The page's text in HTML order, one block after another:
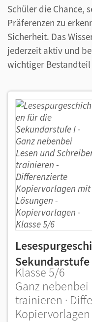
Schüler die Chance,
Präferenzen zu
Sicherheit. Das
jederzeit aktiv und
wichtiger Bestandteil
Sekundarstufe
Klasse 5/6
Ganz
trainieren ·